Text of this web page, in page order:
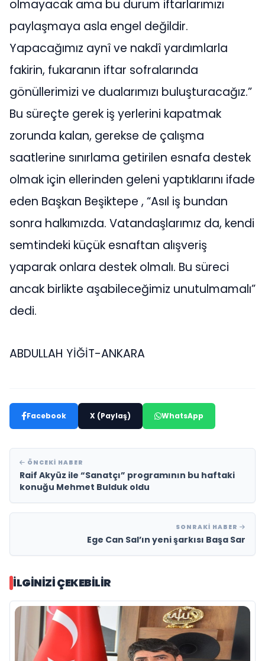
olmayacak ama bu durum iftarlarımızı
paylaşmaya asla engel değildir.
Yapacağımız aynî ve nakdî yardımlarla
fakirin, fukaranın iftar sofralarında
gönüllerimizi ve dualarımızı buluşturacağız.”
Bu süreçte gerek iş yerlerini kapatmak
zorunda kalan, gerekse de çalışma
saatlerine sınırlama getirilen esnafa destek
olmak için ellerinden geleni yaptıklarını ifade
eden Başkan Beşiktepe , “Asıl iş bundan
sonra halkımızda. Vatandaşlarımız da, kendi
semtindeki küçük esnaftan alışveriş
yaparak onlara destek olmalı. Bu süreci
ancak birlikte aşabileceğimiz unutulmamalı”
dedi.
ABDULLAH YİĞİT-ANKARA
Facebook X (Paylaş) WhatsApp
ÖNCEKI HABER
Raif Akyüz ile “Sanatçı” programının bu haftaki
konuğu Mehmet Bulduk oldu
SONRAKI HABER
Ege Can Sal’ın yeni şarkısı Başa Sar
İLGINIZI ÇEKEBILIR